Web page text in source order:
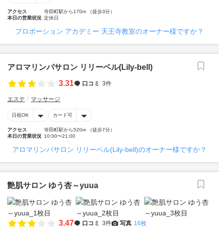
アクセス
寺田町駅から170m （徒歩3分）
本日の営業状況 定休日
プロポーション アカデミー 天王寺教室のオーナー様ですか？
アロマリンパサロン リリーベル(Lily-bell)
3.31
口コミ 3件
エステ マッサージ
日祝OK カード可
アクセス
寺田町駅から520m （徒歩7分）
本日の営業状況 10:00〜21:00
アロマリンパサロン リリーベル(Lily-bell)のオーナー様ですか？
艶肌サロン ゆう杏～yuua
3.47 口コミ 3件 写真 16枚